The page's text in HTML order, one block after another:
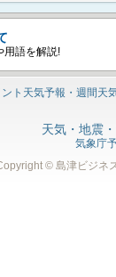
用語を解説!
ント天気予報・週間天
天気・地震
気象庁
© 島津ビジネ